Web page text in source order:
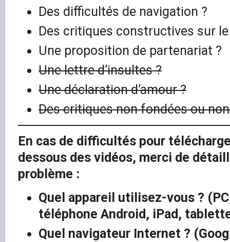
Des difficultés de navigation ?
Des critiques constructives sur
Une proposition de partenariat ?
Une lettre d’insultes ?
Une déclaration d’amour ?
Des critiques non fondées ou
En cas de difficultés pour
dessous des vidéos, merci de
problème :
Quel appareil utilisez-vous ?
téléphone Android, iPad,
Quel navigateur Internet ?